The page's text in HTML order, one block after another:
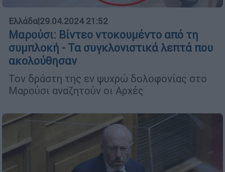
Ελλάδα|29.04.2024 21:52
Μαρούσι: Βίντεο ντοκουμέντο από τη
συμπλοκή - Τα συγκλονιστικά λεπτά που
ακολούθησαν
Τον δράστη της εν ψυχρώ δολοφονίας στο
Μαρούσι αναζητούν οι Αρχές